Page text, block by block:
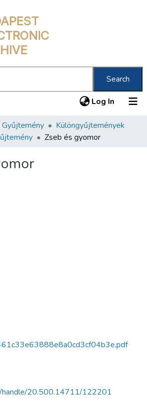
Search
Log In (current)
Különgyűjtemények
Zseb és gyomor
handle/20.500.14711/122201